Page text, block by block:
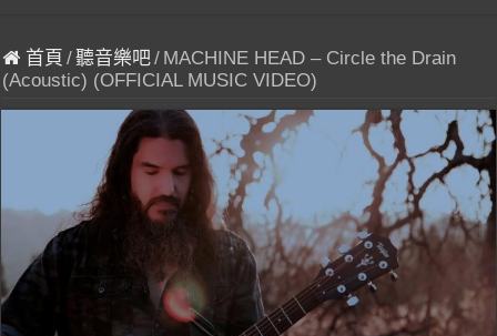
首頁 /聽音樂吧/ MACHINE HEAD – Circle the Drain
(Acoustic) (OFFICIAL MUSIC VIDEO)